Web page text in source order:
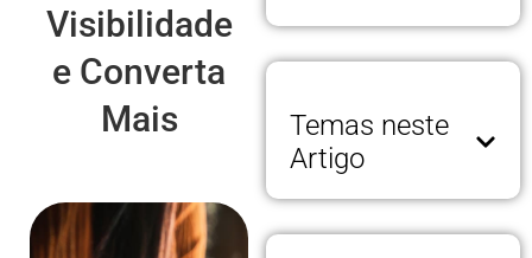
Visibilidade
e Converta
Mais
Temas neste
Artigo